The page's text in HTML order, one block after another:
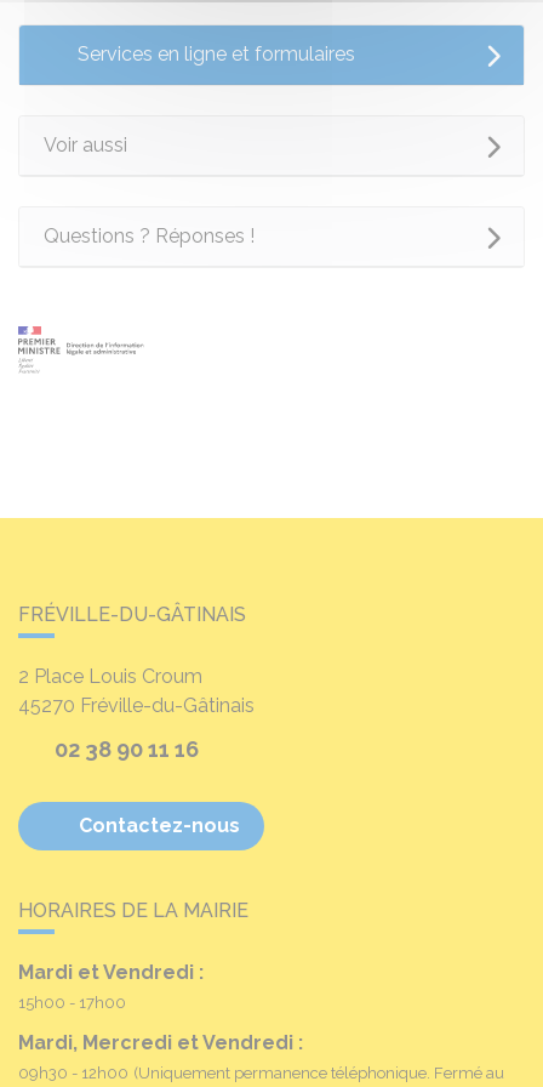
Services en ligne et formulaires
Voir aussi
Questions ? Réponses !
FRÉVILLE-DU-GÂTINAIS
2 Place Louis Croum
45270 Fréville-du-Gâtinais
02 38 90 11 16
Contactez-nous
HORAIRES DE LA MAIRIE
Mardi et Vendredi :
15h00 - 17h00
Mardi, Mercredi et Vendredi :
09h30 - 12h00 (Uniquement permanence téléphonique. Fermé au